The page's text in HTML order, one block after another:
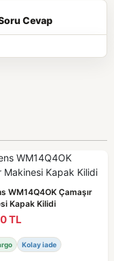
Cevap
WM14Q4OK Çamaşır
Kapak Kilidi
TL
Kolay iade